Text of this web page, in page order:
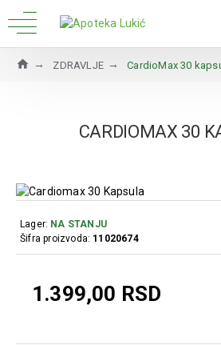
ZDRAVLJE CardioMax 30
CARDIOMAX 30
1.399,00 RSD
Lager: NA STANJU
Šifra proizvoda: 11020674